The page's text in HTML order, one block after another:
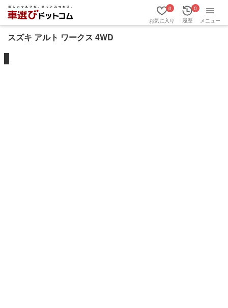
お気に入り
0
履歴
0
メニュー
スズキ アルト ワークス 4WD